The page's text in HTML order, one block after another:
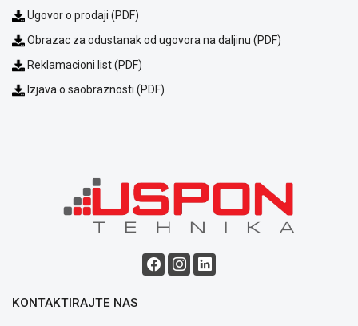
kvara
privatnosti
Politika
kolačićima
Ugovor o prodaji (PDF)
Obrazac za odustanak od ugovora na daljinu (PDF)
Reklamacioni list (PDF)
Izjava o saobraznosti (PDF)
KONTAKTIRAJTE NAS